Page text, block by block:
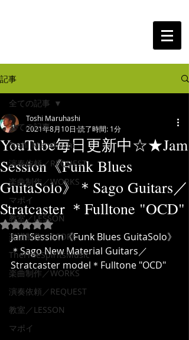
記事
全ての記事
Toshi Maruhashi
演奏依頼／REQUEST
楽曲制作／WORKS
マポイ
教室／LESSON
楽譜制作／SCORE
TheFreeSpiritsMusic
楽曲制作／WORKS
演奏依頼／REQUEST
教室／LESSON
マポイ
全ての記事
YouTube毎日更新中☆★Jam
Session《Funk Blues
GuitaSolo》＊Sago Guitars／
Stratcaster ＊Fulltone "OCD"
Toshi Maruhashi
2021年8月10日 読了時間: 1分
5つ星のうちNaNと評価されています。
Jam Session《Funk Blues GuitaSolo》
＊Sago New Material Guitars／
Stratcaster model＊Fulltone "OCD"